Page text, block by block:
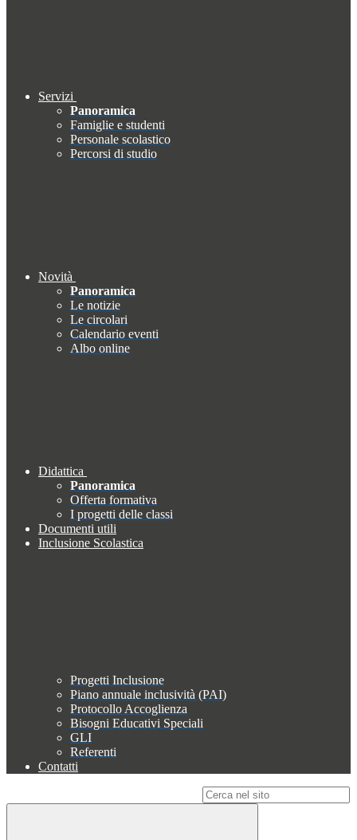
Servizi
Panoramica
Famiglie e studenti
Personale scolastico
Percorsi di studio
Novità
Panoramica
Le notizie
Le circolari
Calendario eventi
Albo online
Didattica
Panoramica
Offerta formativa
I progetti delle classi
Documenti utili
Inclusione Scolastica
Progetti Inclusione
Piano annuale inclusività (PAI)
Protocollo Accoglienza
Bisogni Educativi Speciali
GLI
Referenti
Contatti